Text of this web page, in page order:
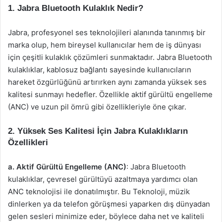
1. Jabra Bluetooth Kulaklık Nedir?
Jabra, profesyonel ses teknolojileri alanında tanınmış bir
marka olup, hem bireysel kullanıcılar hem de iş dünyası
için çeşitli kulaklık çözümleri sunmaktadır. Jabra Bluetooth
kulaklıklar, kablosuz bağlantı sayesinde kullanıcıların
hareket özgürlüğünü artırırken aynı zamanda yüksek ses
kalitesi sunmayı hedefler. Özellikle aktif gürültü engelleme
(ANC) ve uzun pil ömrü gibi özellikleriyle öne çıkar.
2. Yüksek Ses Kalitesi İçin Jabra Kulaklıkların
Özellikleri
a. Aktif Gürültü Engelleme (ANC): Jabra Bluetooth
kulaklıklar, çevresel gürültüyü azaltmaya yardımcı olan
ANC teknolojisi ile donatılmıştır. Bu Teknoloji, müzik
dinlerken ya da telefon görüşmesi yaparken dış dünyadan
gelen sesleri minimize eder, böylece daha net ve kaliteli